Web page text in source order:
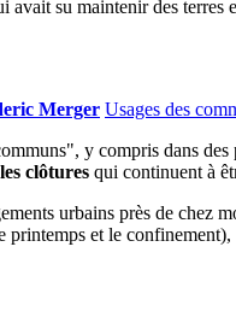
avait su maintenir des
Merger Usages des
y compris dans
les clôtures qui continuent à
urbains près de chez
printemps et le